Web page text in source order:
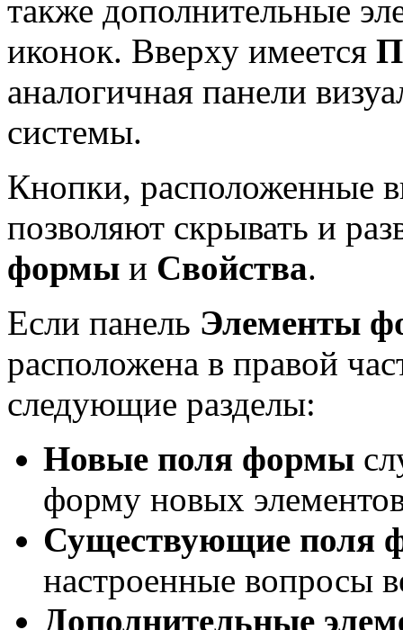
также дополнительные
иконок. Вверху имеется
аналогичная панели
системы.
Кнопки, расположенные
позволяют скрывать и
формы и Свойства.
Если панель Элементы
расположена в правой
следующие разделы:
Новые поля формы
форму новых
Существующие поля
настроенные вопросы
Дополнительные